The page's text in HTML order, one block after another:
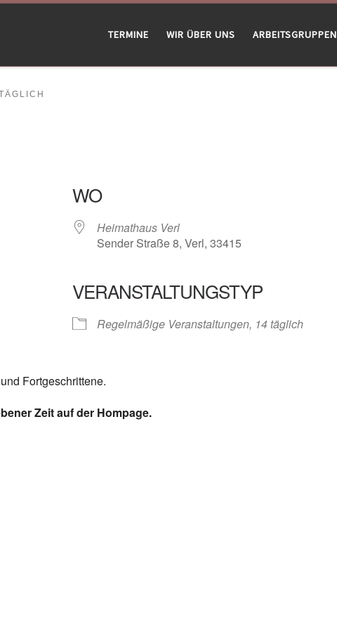
TERMINE WIR ÜBER UNS ARBEITSGRUPPEN
Google Kalender
WO
Heimathaus Verl
Sender Straße 8, Verl, 33415
VERANSTALTUNGSTYP
Regelmäßige Veranstaltungen, 14 täglich
Fortgeschrittene.
Zeit auf der Hompage.